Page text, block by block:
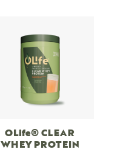
OLife® CLEAR
WHEY PROTEIN